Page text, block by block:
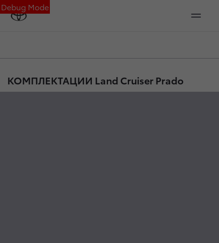
Debug Mode
КОМПЛЕКТАЦИИ Land Cruiser Prado